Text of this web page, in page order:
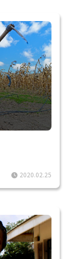
2020.02.25